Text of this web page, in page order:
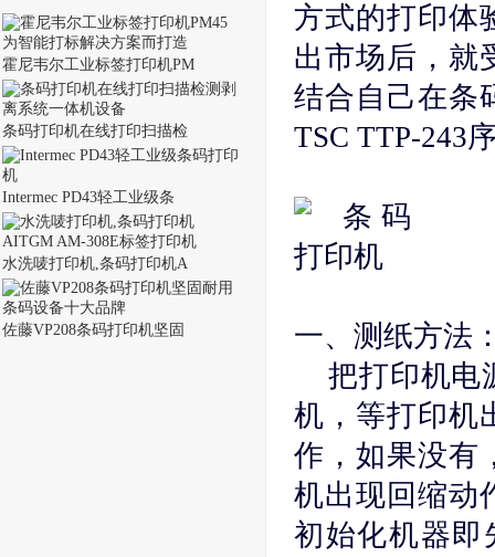
霍尼韦尔工业标签打印机PM
条码打印机在线打印扫描检
Intermec PD43轻工业级条
水洗唛打印机,条码打印机A
佐藤VP208条码打印机坚固
方式的打印体
出市场后，就
结合自己在条
TSC TTP-243
一、测纸方法
把打印机电
机，等打印机
作，如果没有
机出现回缩动
初始化机器即